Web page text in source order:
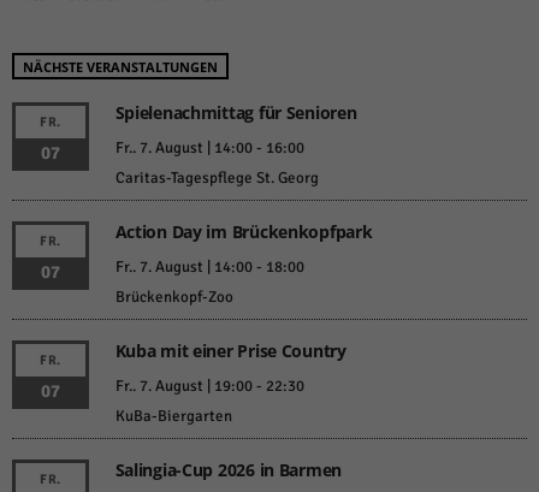
NÄCHSTE VERANSTALTUNGEN
FR.
07
Spielenachmittag für Senioren
Fr.. 7. August | 14:00- 16:00
Caritas-Tagespflege St. Georg
FR.
07
Action Day im Brückenkopfpark
Fr.. 7. August | 14:00- 18:00
Brückenkopf-Zoo
FR.
07
Kuba mit einer Prise Country
Fr.. 7. August | 19:00- 22:30
KuBa-Biergarten
FR. Salingia-Cup 2026 in Barmen